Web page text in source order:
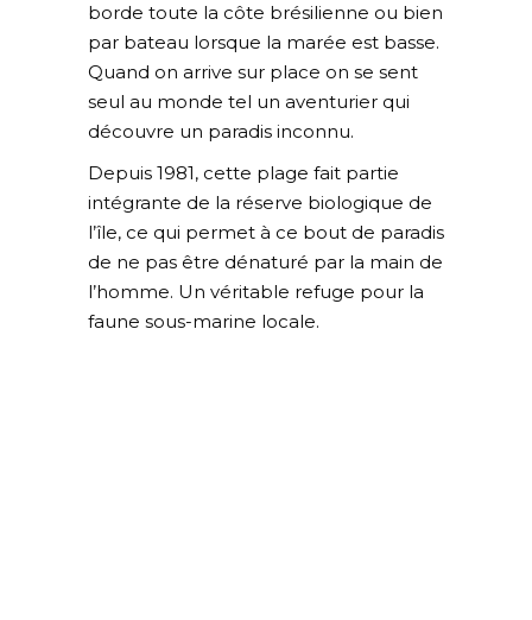
borde toute la côte brésilienne ou bien
par bateau lorsque la marée est basse.
Quand on arrive sur place on se sent
seul au monde tel un aventurier qui
découvre un paradis inconnu.
Depuis 1981, cette plage fait partie
intégrante de la réserve biologique de
l’île, ce qui permet à ce bout de paradis
de ne pas être dénaturé par la main de
l’homme. Un véritable refuge pour la
faune sous-marine locale.